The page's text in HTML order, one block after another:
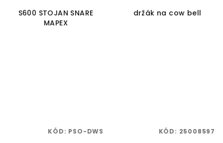
S600 STOJAN SNARE
MAPEX
držák na cow bell
KÓD: PSO-DWS KÓD: 25008597